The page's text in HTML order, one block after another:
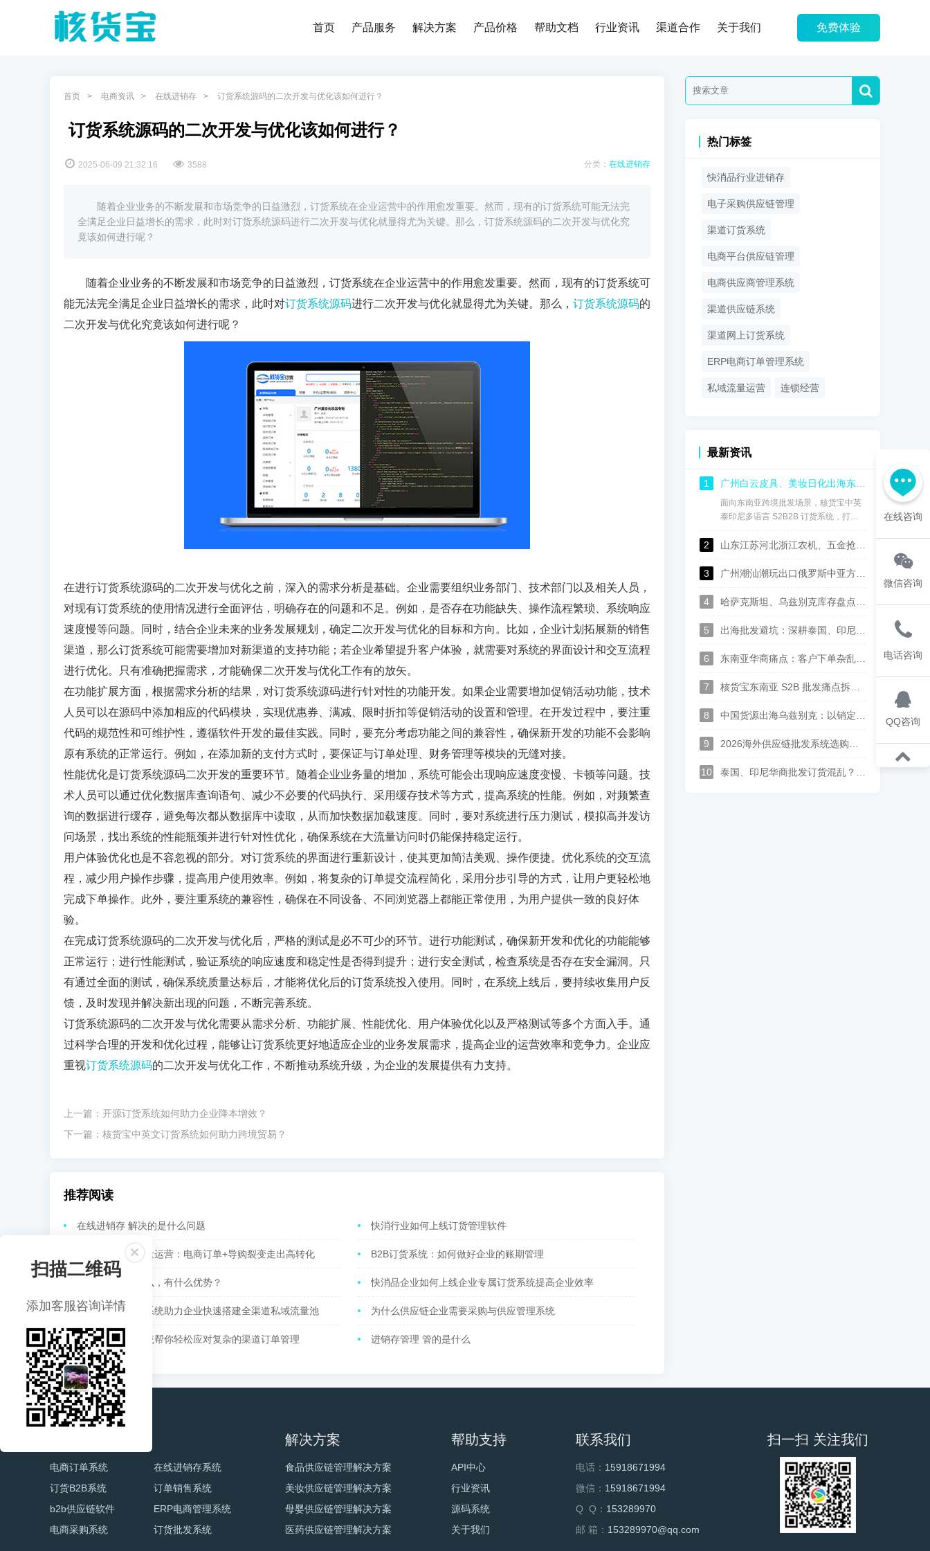
免费体验
首页 产品服务 解决方案 产品价格 帮助文档 行业资讯 渠道合作 关于我们
首页 电商资讯 在线进销存 ​ 订货系统源码的二次开发与优化该如何进行？
​ 订货系统源码的二次开发与优化该如何进行？
2025-06-09 21:32:16 3588 分类： 在线进销存
随着企业业务的不断发展和市场竞争的日益激烈，订货系统在企业运营中的作用愈发重要。然而，现有的订货系统可能无法完
全满足企业日益增长的需求，此时对订货系统源码进行二次开发与优化就显得尤为关键。那么，订货系统源码的二次开发与优化究
竟该如何进行呢？
随着企业业务的不断发展和市场竞争的日益激烈，订货系统在企业运营中的作用愈发重要。然而，现有的订货系统可
能无法完全满足企业日益增长的需求，此时对订货系统源码进行二次开发与优化就显得尤为关键。那么， 订货系统源码的
二次开发与优化究竟该如何进行呢？
在进行订货系统源码的二次开发与优化之前，深入的需求分析是基础。企业需要组织业务部门、技术部门以及相关人员，
对现有订货系统的使用情况进行全面评估，明确存在的问题和不足。例如，是否存在功能缺失、操作流程繁琐、系统响应
速度慢等问题。同时，结合企业未来的业务发展规划，确定二次开发与优化的目标和方向。比如，企业计划拓展新的销售
渠道，那么订货系统可能需要增加对新渠道的支持功能；若企业希望提升客户体验，就需要对系统的界面设计和交互流程
进行优化。只有准确把握需求，才能确保二次开发与优化工作有的放矢。
在功能扩展方面，根据需求分析的结果，对订货系统源码进行针对性的功能开发。如果企业需要增加促销活动功能，技术
人员可以在源码中添加相应的代码模块，实现优惠券、满减、限时折扣等促销活动的设置和管理。在开发过程中，要注重
代码的规范性和可维护性，遵循软件开发的最佳实践。同时，要充分考虑功能之间的兼容性，确保新开发的功能不会影响
原有系统的正常运行。例如，在添加新的支付方式时，要保证与订单处理、财务管理等模块的无缝对接。
性能优化是订货系统源码二次开发的重要环节。随着企业业务量的增加，系统可能会出现响应速度变慢、卡顿等问题。技
术人员可以通过优化数据库查询语句、减少不必要的代码执行、采用缓存技术等方式，提高系统的性能。例如，对频繁查
询的数据进行缓存，避免每次都从数据库中读取，从而加快数据加载速度。同时，要对系统进行压力测试，模拟高并发访
问场景，找出系统的性能瓶颈并进行针对性优化，确保系统在大流量访问时仍能保持稳定运行。
用户体验优化也是不容忽视的部分。对订货系统的界面进行重新设计，使其更加简洁美观、操作便捷。优化系统的交互流
程，减少用户操作步骤，提高用户使用效率。例如，将复杂的订单提交流程简化，采用分步引导的方式，让用户更轻松地
完成下单操作。此外，要注重系统的兼容性，确保在不同设备、不同浏览器上都能正常使用，为用户提供一致的良好体
验。
在完成订货系统源码的二次开发与优化后，严格的测试是必不可少的环节。进行功能测试，确保新开发和优化的功能能够
正常运行；进行性能测试，验证系统的响应速度和稳定性是否得到提升；进行安全测试，检查系统是否存在安全漏洞。只
有通过全面的测试，确保系统质量达标后，才能将优化后的订货系统投入使用。同时，在系统上线后，要持续收集用户反
馈，及时发现并解决新出现的问题，不断完善系统。
订货系统源码的二次开发与优化需要从需求分析、功能扩展、性能优化、用户体验优化以及严格测试等多个方面入手。通
过科学合理的开发和优化过程，能够让订货系统更好地适应企业的业务发展需求，提高企业的运营效率和竞争力。企业应
重视订货系统源码的二次开发与优化工作，不断推动系统升级，为企业的发展提供有力支持。
上一篇： 开源订货系统如何助力企业降本增效？
下一篇： 核货宝中英文订货系统如何助力跨境贸易？
推荐阅读
在线进销存 解决的是什么问题
快消品牌私域流量运营：电商订单+导购裂变走出高转化
在线进销存是什么，有什么优势？
核货宝订单管理系统助力企业快速搭建全渠道私域流量池
一个订单管理系统帮你轻松应对复杂的渠道订单管理
快消行业如何上线订货管理软件
B2B订货系统：如何做好企业的账期管理
快消品企业如何上线企业专属订货系统提高企业效率
为什么供应链企业需要采购与供应管理系统
进销存管理 管的是什么
热门标签
快消品行业进销存
电子采购供应链管理
渠道订货系统
电商平台供应链管理
电商供应商管理系统
渠道供应链系统
渠道网上订货系统
ERP电商订单管理系统
私域流量运营 连锁经营
最新资讯
1 广州白云皮具、美妆日化出海东南亚：核货宝中英泰印尼中英泰印尼语供应链订货系统，实现渠道数字化管控
面向东南亚跨境批发场景，核货宝中英
泰印尼多语言 S2B2B 订货系统，打通
路，用一套系统完成多语言协同、进销
货、跨境财务对账，成为白云皮具、美
设施。
2 山东江苏河北浙江农机、五金抢抓中亚出口机遇，核货宝中俄哈乌兹语S2B2B供应链系统助力批发企业数字化转型
3 广州潮汕潮玩出口俄罗斯中亚方案：核货宝中俄哈语供应链批发系统赋能玩具行业数字化运营
4 哈萨克斯坦、乌兹别克库存盘点太麻烦？这套中俄哈语进销存，广州佛山可上门演示
5 出海批发避坑：深耕泰国、印尼、中亚华商，一套中英泰马来印尼俄哈语供应链系统打通跨境分销
6 东南亚华商痛点：客户下单杂乱、语言沟通难？多语言 S2B2B 订货系统解决方案
7 核货宝东南亚 S2B 批发痛点拆解--上游供应商对账、供货、履约实现全链路数字化
8 中国货源出海乌兹别克：以销定采中亚供应链落地，批发订单自动转采购、多供应商整单集货方案
9 2026海外供应链批发系统选购指南：支持供应商入驻、多语种经销商订货平台推荐
10 泰国、印尼华商批发订货混乱？广州本地化进销存，一站式搞定跨境分销
在线咨询
微信咨询
电话咨询
QQ咨询
扫描二维码
添加客服咨询详情
电商订单系统
在线进销存系统
订货B2B系统
订单销售系统
b2b供应链软件
ERP电商管理系统
电商采购系统
订货批发系统
解决方案
食品供应链管理解决方案
美妆供应链管理解决方案
母婴供应链管理解决方案
医药供应链管理解决方案
帮助支持
API中心
行业资讯
源码系统
关于我们
联系我们
电话： 15918671994
微信： 15918671994
Q Q： 153289970
邮 箱： 153289970@qq.com
扫一扫 关注我们